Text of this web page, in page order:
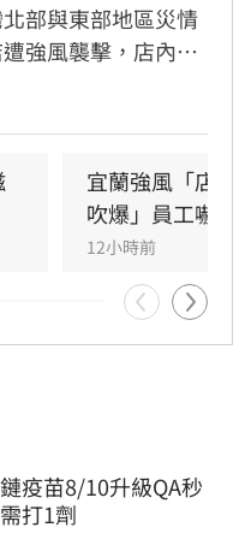
部與東部地區災情
強風襲擊，店內玻
，目前只能先以木
光引發網友撻伐。海
間切勿闖入警戒區，
宜蘭強風「店
吹爆」員工嚇抱
12小時前
疫苗8/10升級QA秒
打1劑